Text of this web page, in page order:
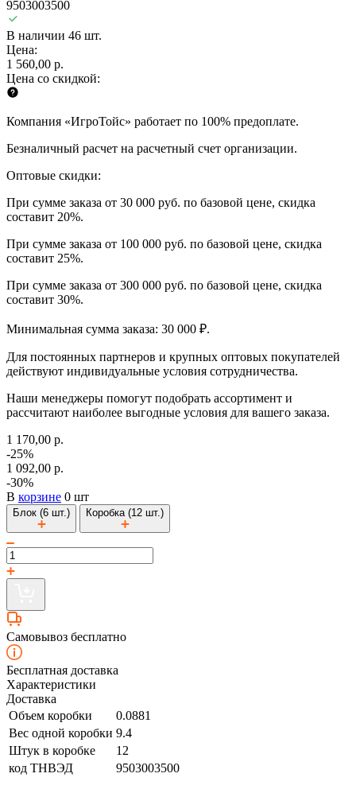
9503003500
В наличии 46 шт.
Цена:
1 560,00 р.
Цена со скидкой:
Компания «ИгроТойс» работает по 100% предоплате.
Безналичный расчет на расчетный счет организации.
Оптовые скидки:
При сумме заказа от 30 000 руб. по базовой цене, скидка
составит 20%.
При сумме заказа от 100 000 руб. по базовой цене, скидка
составит 25%.
При сумме заказа от 300 000 руб. по базовой цене, скидка
составит 30%.
Минимальная сумма заказа: 30 000 ₽.
Для постоянных партнеров и крупных оптовых покупателей
действуют индивидуальные условия сотрудничества.
Наши менеджеры помогут подобрать ассортимент и
рассчитают наиболее выгодные условия для вашего заказа.
1 170,00 р.
-25%
1 092,00 р.
-30%
В корзине 0 шт
Блок (6 шт.) Коробка (12 шт.)
Самовывоз бесплатно
Бесплатная доставка
Характеристики
Доставка
Объем коробки
0.0881
Вес одной коробки 9.4
Штук в коробке
12
код ТНВЭД
9503003500